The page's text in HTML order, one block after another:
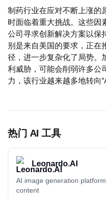
制药行业在应对不断上涨的
时面临着重大挑战。这些因
公司寻求创新解决方案以保
别是来自美国的要求，正在
径，进一步复杂化了局势。
利威胁，可能会削弱许多公
力，该行业越来越多地转向
热门 AI 工具
Leonardo.AI
AI image generation
content